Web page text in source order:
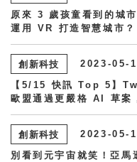
原來 3 歲孩童看到的城
運用 VR 打造智慧城市？
創新科技
2023-05-
【5/15 快訊 Top 5】
歐盟通過更嚴格 AI 草
創新科技
2023-05-
別看到元宇宙就笑！亞